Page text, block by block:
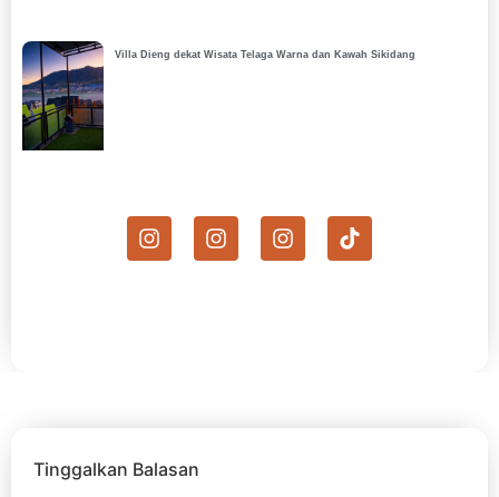
Villa Dieng dekat Wisata Telaga Warna dan Kawah Sikidang
Tinggalkan Balasan